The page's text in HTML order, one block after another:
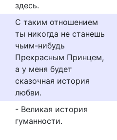
здесь.
С таким отношением
ты никогда не станешь
чьим-нибудь
Прекрасным Принцем,
а у меня будет
сказочная история
любви.
- Великая история
гуманности.